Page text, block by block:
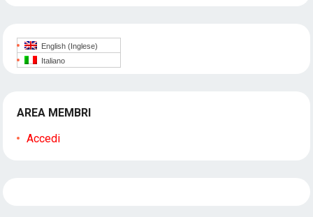
English (Inglese)
Italiano
AREA MEMBRI
Accedi